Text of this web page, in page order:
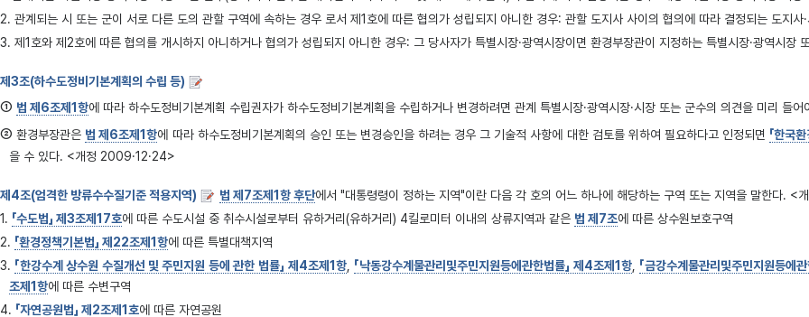
2. 관계되는 시 또는 군이 서로 다른 도의 관할 구역에 속하는 경우 로서 제1호에 따른 협의가 성립되지 아니한 경우: 관할 도지사 사이의 협의에 따라 결정되는 도지사
3. 제1호와 제2호에 따른 협의를 개시하지 아니하거나 협의가 성립되지 아니한 경우: 그 당사자가 특별시장·광역시장이면 환경부장관이 지정하는 특별시장·광역시장
제3조(하수도정비기본계획의 수립 등)
① 법 제6조제1항에 따라 하수도정비기본계획 수립권자가 하수도정비기본계획을 수립하거나 변경하려면 관계 특별시장·광역시장·시장 또는 군수의 의견을 미리 들어
② 환경부장관은 법 제6조제1항에 따라 하수도정비기본계획의 승인 또는 변경승인을 하려는 경우 그 기술적 사항에 대한 검토를 위하여 필요하다고 인정되면 「한국
을 수 있다. <개정 2009·12·24>
제4조(엄격한 방류수수질기준 적용지역) 법 제7조제1항 후단에서 "대통령령이 정하는 지역"이란 다음 각 호의 어느 하나에 해당하는 구역 또는 지역을 말한다. <
1. 「수도법」 제3조제17호에 따른 수도시설 중 취수시설로부터 유하거리(유하거리) 4킬로미터 이내의 상류지역과 같은 법 제7조에 따른 상수원보호구역
2. 「환경정책기본법」 제22조제1항에 따른 특별대책지역
3. 「한강수계 상수원 수질개선 및 주민지원 등에 관한 법률」 제4조제1항, 「낙동강수계물관리및주민지원등에관한법률」 제4조제1항, 「금강수계물관리및주민지원등에
조제1항에 따른 수변구역
4. 「자연공원법」 제2조제1호에 따른 자연공원